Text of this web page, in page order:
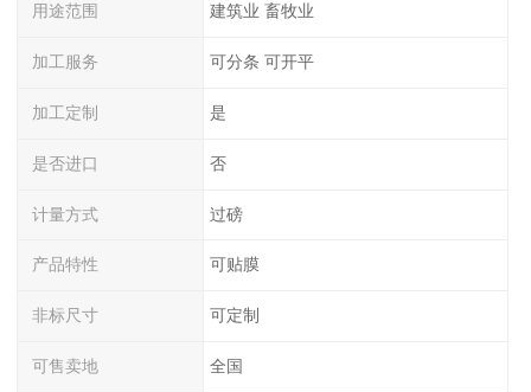
用途范围 建筑业 畜牧业
加工服务 可分条 可开平
加工定制 是
是否进口 否
计量方式 过磅
产品特性 可贴膜
非标尺寸 可定制
可售卖地 全国